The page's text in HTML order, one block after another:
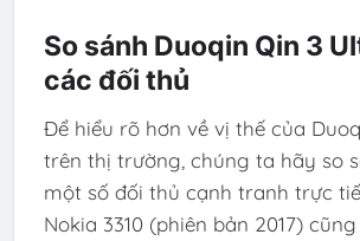
So sánh Duoqin Qin 3
các đối thủ
Để hiểu rõ hơn về vị thế của
trên thị trường, chúng ta hãy so
một số đối thủ cạnh tranh trực
Nokia 3310 (phiên bản 2017)